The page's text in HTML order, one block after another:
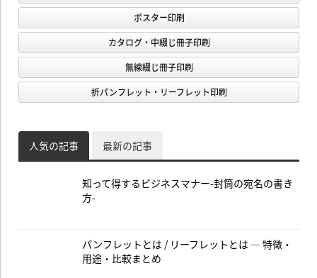
ポスター印刷
カタログ・中綴じ冊子印刷
無線綴じ冊子印刷
折パンフレット・リーフレット印刷
人気の記事 最新の記事
知って得するビジネスマナー-封筒の宛名の書き
方-
パンフレットとは / リーフレットとは — 特徴・
用途・比較まとめ